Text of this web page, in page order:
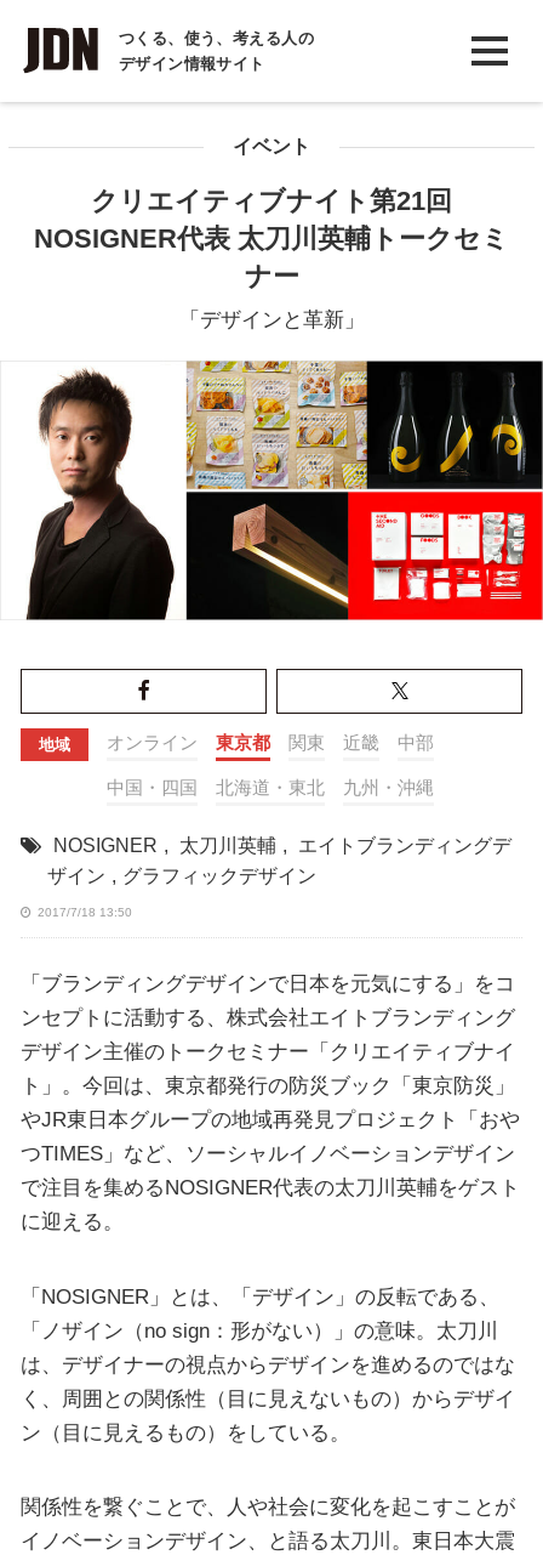
つくる、使う、考える人の
デザイン情報サイト
INTERVIEW
インタビュー
COLUMN
イベント
クリエイティブナイト第21回
NOSIGNER代表 太刀川英輔トークセミ
ナー
「デザインと革新」
地域 オンライン 東京都 関東 近畿 中部
中国・四国 北海道・東北 九州・沖縄
NOSIGNER , 太刀川英輔 ,
エイトブランディングデ
ザイン , グラフィックデザイン
2017/7/18 13:50
「ブランディングデザインで日本を元気にする」をコ
ンセプトに活動する、株式会社エイトブランディング
デザイン主催のトークセミナー「クリエイティブナイ
ト」。今回は、東京都発行の防災ブック「東京防災」
やJR東日本グループの地域再発見プロジェクト「おや
つTIMES」など、ソーシャルイノベーションデザイン
で注目を集めるNOSIGNER代表の太刀川英輔をゲスト
に迎える。
「NOSIGNER」とは、「デザイン」の反転である、
「ノザイン（no sign：形がない）」の意味。太刀川
は、デザイナーの視点からデザインを進めるのではな
く、周囲との関係性（目に見えないもの）からデザイ
ン（目に見えるもの）をしている。
関係性を繋ぐことで、人や社会に変化を起こすことが
イノベーションデザイン、と語る太刀川。東日本大震